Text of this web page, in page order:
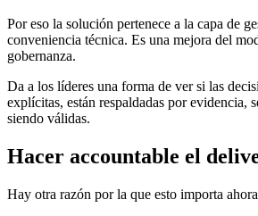
Por eso la solución pertenece a la capa de
conveniencia técnica. Es una mejora del
gobernanza.
Da a los líderes una forma de ver si las
explícitas, están respaldadas por evidencia,
siendo válidas.
Hacer accountable el
Hay otra razón por la que esto importa